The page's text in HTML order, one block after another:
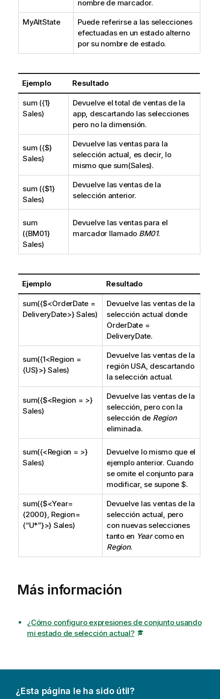
nombre de marcador.
MyAltState
Puede referirse a las selecciones
efectuadas en un estado alterno
por su nombre de estado.
Ejemplo Resultado
sum ({1}
Sales)
Devuelve el total de ventas de la
app, descartando las selecciones
pero no la dimensión.
sum ({$}
Sales)
Devuelve las ventas para la
selección actual, es decir, lo
mismo que sum(Sales).
sum ({$1}
Sales)
Devuelve las ventas de la
selección anterior.
sum
({BM01}
Sales)
Devuelve las ventas para el
marcador llamado BM01.
Ejemplo Resultado
sum({$<OrderDate =
DeliveryDate>} Sales)
Devuelve las ventas de la
selección actual donde
OrderDate =
DeliveryDate.
sum({1<Region =
{US}>} Sales)
Devuelve las ventas de la
región USA, descartando
la selección actual.
sum({$<Region = >}
Sales)
Devuelve las ventas de la
selección, pero con la
selección de Region
eliminada.
sum({<Region = >}
Sales)
Devuelve lo mismo que el
ejemplo anterior. Cuando
se omite el conjunto para
modificar, se supone $.
sum({$<Year=
{2000}, Region=
{“U*”}>} Sales)
Devuelve las ventas de la
selección actual, pero
con nuevas selecciones
tanto en Yearcomo en
Region.
Más información
¿Cómo configuro expresiones de conjunto usando
mi estado de selección actual?
¿Esta página le ha sido útil?